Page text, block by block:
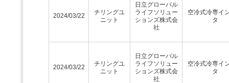
2024/03/22
チリングユ
ニット
日立グローバル
ライフソリュー
ションズ株式会
社
空冷式冷専イ
タ
2024/03/22
チリングユ
ニット
日立グローバル
ライフソリュー
ションズ株式会
社
空冷式冷専イ
タ